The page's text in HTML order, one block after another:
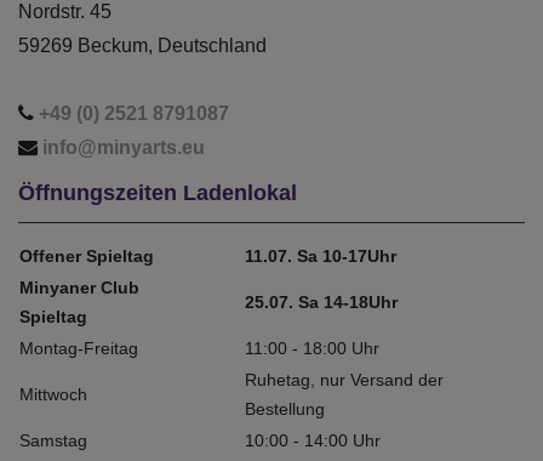
Nordstr. 45
59269 Beckum, Deutschland
+49 (0) 2521 8791087
info@minyarts.eu
Öffnungszeiten Ladenlokal
Offener Spieltag
11.07. Sa 10-17Uhr
Minyaner Club
Spieltag
25.07. Sa 14-18Uhr
Montag-Freitag 11:00 - 18:00 Uhr
Mittwoch
Ruhetag, nur Versand der
Bestellung
Samstag
10:00 - 14:00 Uhr